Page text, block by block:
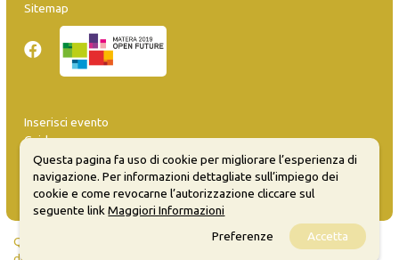
Sitemap
Inserisci evento
Guida
FAQ
info@materaevents.it
Quanto realizzato è sottoposto a licenza CC-BY-SA che permette di
Questa pagina fa uso di cookie per migliorare l’esperienza di
navigazione. Per informazioni dettagliate sull’impiego dei
cookie e come revocarne l’autorizzazione cliccare sul
seguente linkMaggiori Informazioni
Preferenze
Accetta